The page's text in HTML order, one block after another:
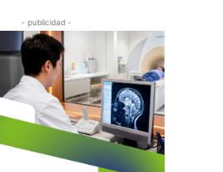
- publicidad -